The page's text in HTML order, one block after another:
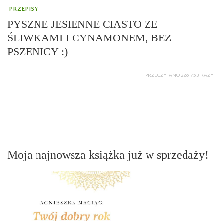
PRZEPISY
PYSZNE JESIENNE CIASTO ZE
ŚLIWKAMI I CYNAMONEM, BEZ
PSZENICY :)
PRZECZYTANO 226 753 RAZY
Moja najnowsza książka już w sprzedaży!